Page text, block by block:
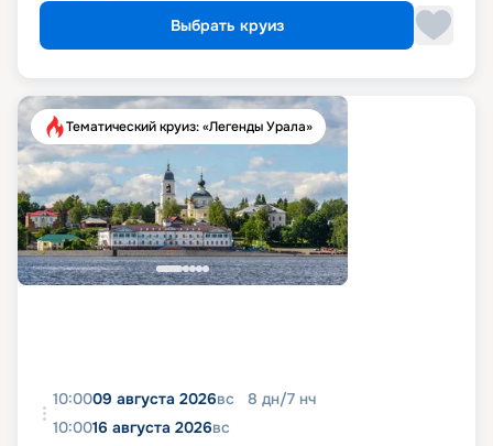
Выбрать круиз
Тематический круиз: «Легенды Урала»
10:0009 августа 2026вс 8 дн/7 нч
10:0016 августа 2026вс